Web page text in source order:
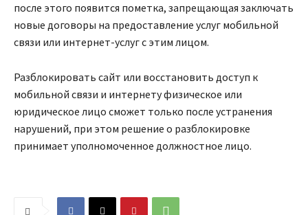
после этого появится пометка, запрещающая заключать
новые договоры на предоставление услуг мобильной
связи или интернет-услуг с этим лицом.
Разблокировать сайт или восстановить доступ к
мобильной связи и интернету физическое или
юридическое лицо сможет только после устранения
нарушений, при этом решение о разблокировке
принимает уполномоченное должностное лицо.